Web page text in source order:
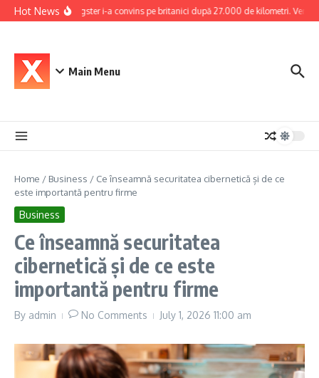
Skip to content
Hot NewsDacia Bigster i-a convins pe britanici după 27.000 de kilometri.
Main Menu
Home / Business / Ce înseamnă securitatea cibernetică și de ce
este importantă pentru firme
Business
Ce înseamnă securitatea
cibernetică și de ce este
importantă pentru firme
By admin No Comments July 1, 2026 11:00 am